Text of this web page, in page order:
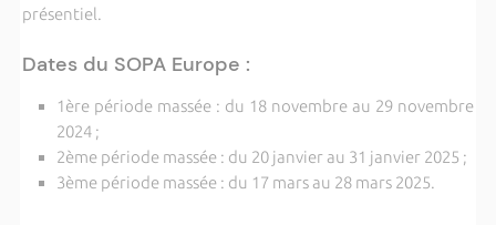
présentiel.
Dates du SOPA Europe :
1ère période massée : du 18 novembre au 29 novembre
2024 ;
2ème période massée : du 20 janvier au 31 janvier 2025 ;
3ème période massée : du 17 mars au 28 mars 2025.